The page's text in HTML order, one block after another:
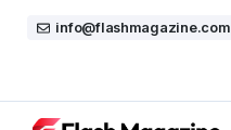
info@flashmagazine.com